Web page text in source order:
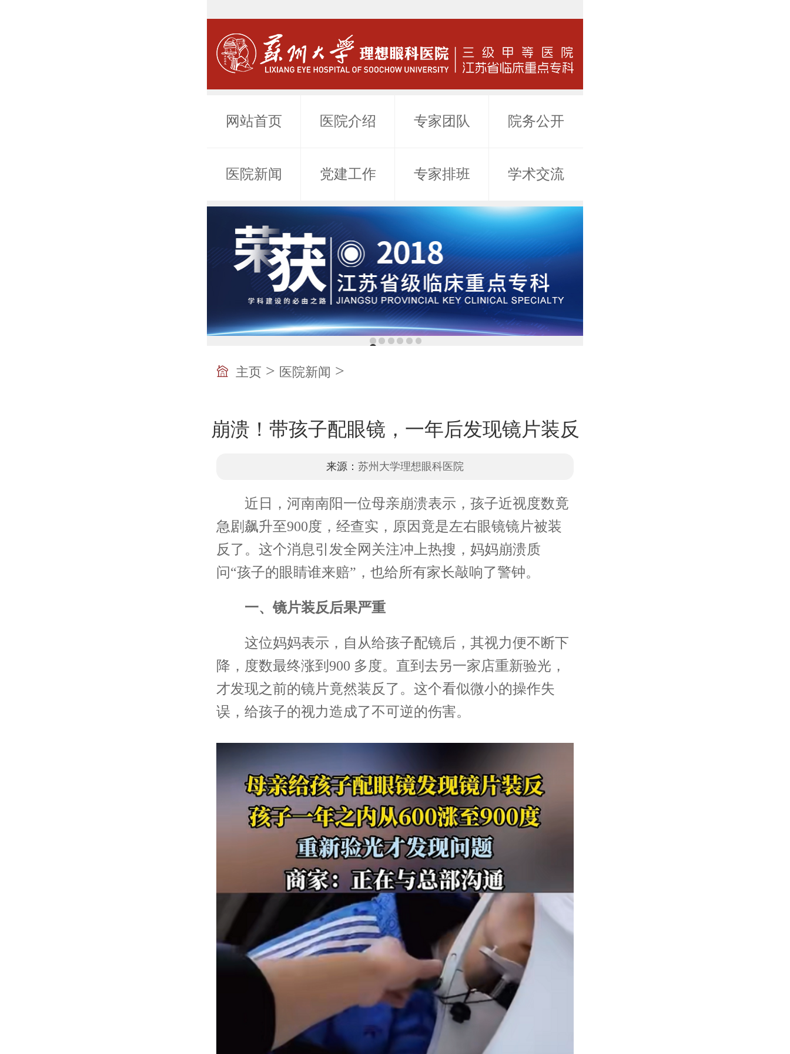
网站首页 医院介绍 专家团队 院务公开
医院新闻 党建工作 专家排班 学术交流
主页 > 医院新闻 >
崩溃！带孩子配眼镜，一年后发现镜片装反
来源： 苏州大学理想眼科医院
近日，河南南阳一位母亲崩溃表示，孩子近视度数竟
急剧飙升至900度，经查实，原因竟是左右眼镜镜片被装
反了。这个消息引发全网关注冲上热搜，妈妈崩溃质
问“孩子的眼睛谁来赔”，也给所有家长敲响了警钟。
一、镜片装反后果严重
这位妈妈表示，自从给孩子配镜后，其视力便不断下
降，度数最终涨到900 多度。直到去另一家店重新验光，
才发现之前的镜片竟然装反了。这个看似微小的操作失
误，给孩子的视力造成了不可逆的伤害。